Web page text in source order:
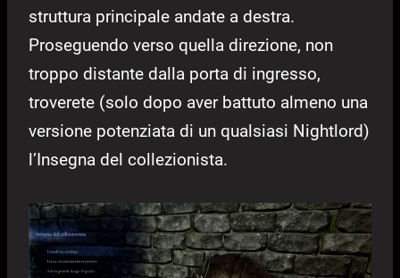
struttura principale andate a destra.
Proseguendo verso quella direzione, non
troppo distante dalla porta di ingresso,
troverete (solo dopo aver battuto almeno una
versione potenziata di un qualsiasi Nightlord)
l’Insegna del collezionista.